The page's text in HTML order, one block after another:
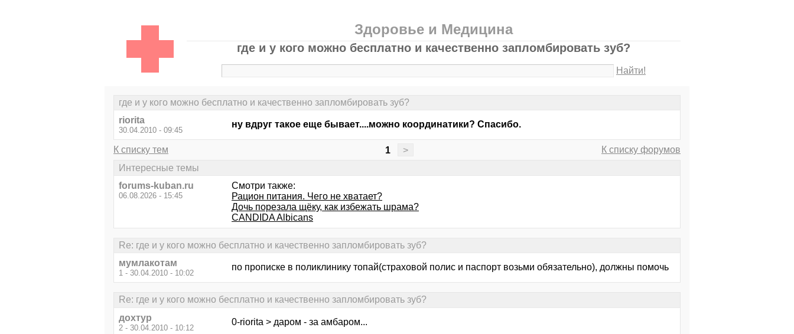
Здоровье и Медицина
где и у кого можно бесплатно и качественно запломбировать зуб?
Найти!
где и у кого можно бесплатно и качественно запломбировать зуб?
riorita
30.04.2010 - 09:45
ну вдруг такое еще бывает....можно координатики? Спасибо.
К списку тем 1 >
К списку форумов
Интересные темы
forums-kuban.ru
06.08.2026 - 15:45
Смотри также:
Рацион питания. Чего не хватает?
Дочь порезала щёку, как избежать шрама?
CANDIDA Albicans
Re: где и у кого можно бесплатно и качественно запломбировать зуб?
мумлакотам
1 - 30.04.2010 - 10:02
по прописке в поликлинику топай(страховой полис и паспорт возьми обязательно), должны помочь
Re: где и у кого можно бесплатно и качественно запломбировать зуб?
дохтур
2 - 30.04.2010 - 10:12
0-riorita > даром - за амбаром...